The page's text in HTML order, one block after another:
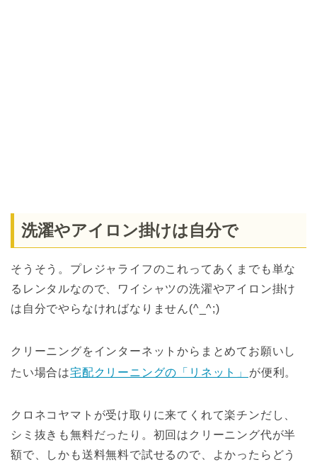
洗濯やアイロン掛けは自分で
そうそう。プレジャライフのこれってあくまでも単な
るレンタルなので、ワイシャツの洗濯やアイロン掛け
は自分でやらなければなりません(^_^;)
クリーニングをインターネットからまとめてお願いし
たい場合は宅配クリーニングの「リネット」 が便利。
クロネコヤマトが受け取りに来てくれて楽チンだし、
シミ抜きも無料だったり。初回はクリーニング代が半
額で、しかも送料無料で試せるので、よかったらどう